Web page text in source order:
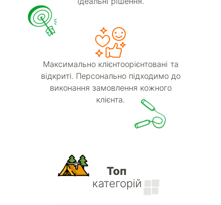
Максимально клієнтоорієнтовані та
відкриті. Персонально підходимо до
виконання замовлення кожного
клієнта.
Топ
категорій